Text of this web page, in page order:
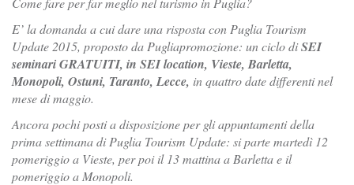
E’ la domanda a cui dare una risposta con Puglia Tourism
Update 2015, proposto da Pugliapromozione: un ciclo diSEI
seminari GRATUITI, in SEI location, Vieste, Barletta,
Monopoli, Ostuni, Taranto, Lecce, in quattro date differenti nel
mese di maggio.
Ancora pochi posti a disposizione per gli appuntamenti della
prima settimana di Puglia Tourism Update: si parte martedì 12
pomeriggio a Vieste, per poi il 13 mattina a Barletta e il
pomeriggio a Monopoli.